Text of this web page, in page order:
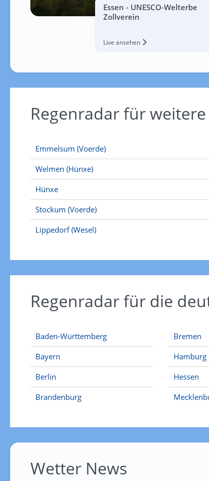
Essen - UNESCO-Welterbe
Zollverein
Live ansehen
Regenradar für
Emmelsum (Voerde)
Welmen (Hünxe)
Hünxe
Stockum (Voerde)
Lippedorf (Wesel)
Regenradar für die
Baden-Württemberg
Bayern
Berlin
Brandenburg
Bremen
Hamburg
Hessen
Wetter News